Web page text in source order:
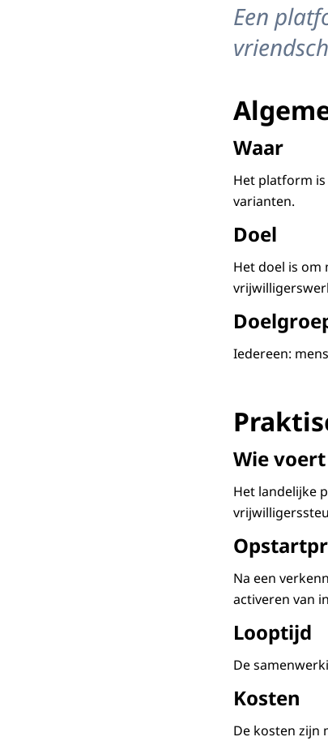
Een
Waar
Het platform
varianten.
Doel
Het doel is om
Iedereen:
Wie
Het landelijke
Na een
activeren van
Looptijd
De
Kosten
De kosten zijn